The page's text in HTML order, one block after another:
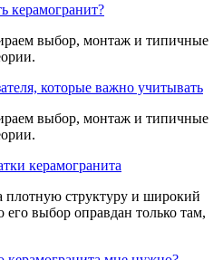
керамогранит?
выбор, монтаж и типичные
которые важно учитывать
выбор, монтаж и типичные
керамогранита
плотную структуру и широкий
выбор оправдан только там,